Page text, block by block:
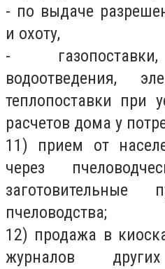
- по выдаче
и охоту,
-
водоотведения,
теплопоставки при
расчетов дома у
11) прием от
через
заготовительные
пчеловодства;
12) продажа в
журналов